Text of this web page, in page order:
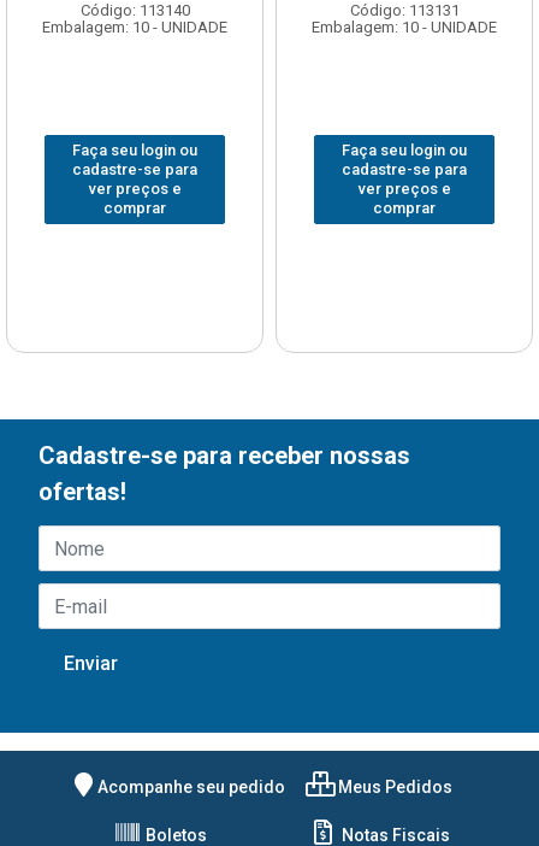
Código: 113140
Embalagem: 10 - UNIDADE
Faça seu login ou
cadastre-se para
ver preços e
comprar
Código: 113131
Embalagem: 10 - UNIDADE
Faça seu login ou
cadastre-se para
ver preços e
comprar
Cadastre-se para receber nossas
ofertas!
Acompanhe seu pedido Meus Pedidos
Boletos Notas Fiscais